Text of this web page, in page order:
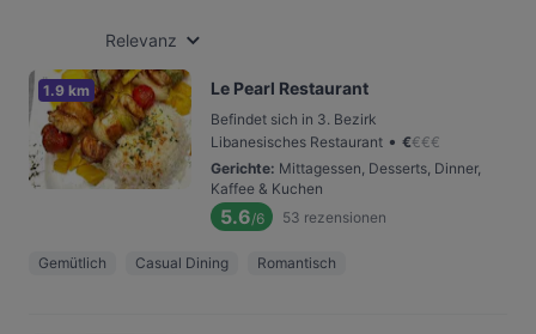
Relevanz
1.9 km Le Pearl Restaurant
Befindet sich in 3. Bezirk
Libanesisches Restaurant • €€€€
Gerichte: Mittagessen, Desserts, Dinner,
Kaffee & Kuchen
5.6/6 53 rezensionen
Gemütlich Casual Dining Romantisch